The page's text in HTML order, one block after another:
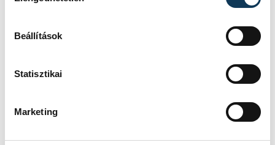
Beállítások
Statisztikai
Marketing
TOVÁBBI CIKKEK